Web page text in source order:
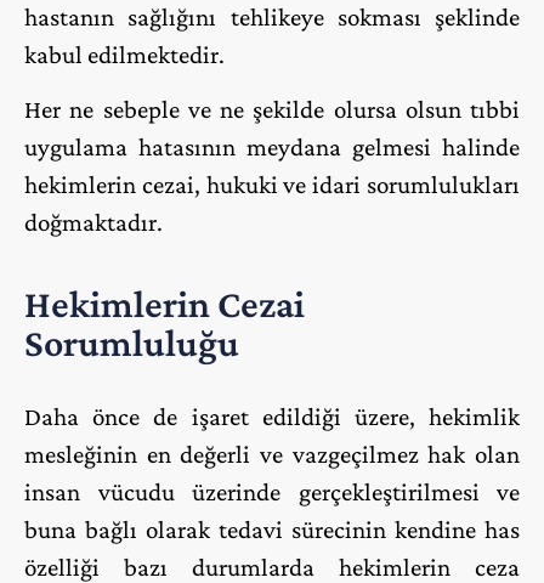
hastanın sağlığını tehlikeye sokması şeklinde
kabul edilmektedir.
Her ne sebeple ve ne şekilde olursa olsun tıbbi
uygulama hatasının meydana gelmesi halinde
hekimlerin cezai, hukuki ve idari sorumlulukları
doğmaktadır.
Hekimlerin Cezai
Sorumluluğu
Daha önce de işaret edildiği üzere, hekimlik
mesleğinin en değerli ve vazgeçilmez hak olan
insan vücudu üzerinde gerçekleştirilmesi ve
buna bağlı olarak tedavi sürecinin kendine has
özelliği bazı durumlarda hekimlerin ceza